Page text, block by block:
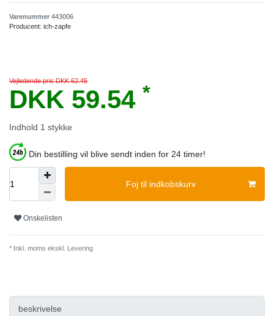
Varenummer 443006
Producent: ich-zapfe
Vejledende pris DKK 62.45
DKK 59.54 *
Indhold 1 stykke
Din bestilling vil blive sendt inden for 24 timer!
Foj til indkobskurv
Onskelisten
* Inkl. moms ekskl. Levering
beskrivelse